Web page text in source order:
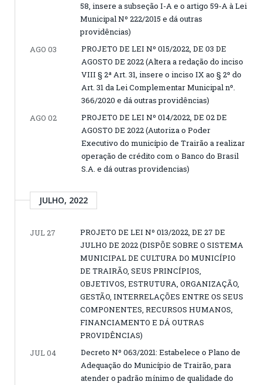
58, insere a subseção I-A e o artigo 59-A à Lei
Municipal Nº 222/2015 e dá outras
providências)
AGO 03
PROJETO DE LEI Nº 015/2022, DE 03 DE
AGOSTO DE 2022 (Altera a redação do inciso
VIII § 2ª Art. 31, insere o inciso IX ao § 2º do
Art. 31 da Lei Complementar Municipal nº.
366/2020 e dá outras providências)
AGO 02
PROJETO DE LEI Nº 014/2022, DE 02 DE
AGOSTO DE 2022 (Autoriza o Poder
Executivo do município de Trairão a realizar
operação de crédito com o Banco do Brasil
S.A. e dá outras providencias)
JULHO, 2022
JUL 27
PROJETO DE LEI Nº 013/2022, DE 27 DE
JULHO DE 2022 (DISPÕE SOBRE O SISTEMA
MUNICIPAL DE CULTURA DO MUNICÍPIO
DE TRAIRÃO, SEUS PRINCÍPIOS,
OBJETIVOS, ESTRUTURA, ORGANIZAÇÃO,
GESTÃO, INTERRELAÇÕES ENTRE OS SEUS
COMPONENTES, RECURSOS HUMANOS,
FINANCIAMENTO E DÁ OUTRAS
PROVIDÊNCIAS)
JUL 04
Decreto Nº 063/2021: Estabelece o Plano de
Adequação do Município de Trairão, para
atender o padrão mínimo de qualidade do